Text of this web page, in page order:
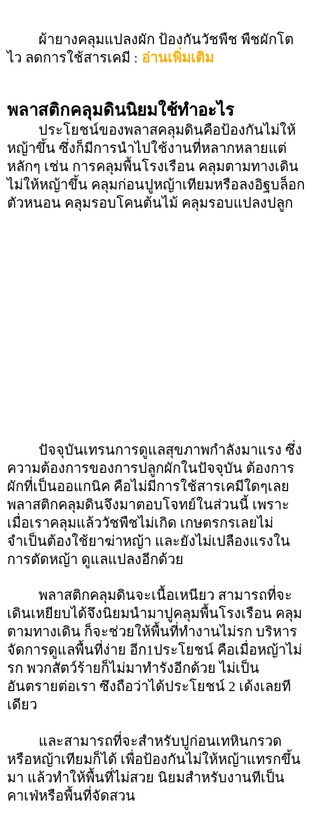
ผ้ายางคลุมแปลงผัก ป้องกันวัชพืช พืชผักโต
ไว ลดการใช้สารเคมี : อ่านเพิ่มเติม
พลาสติกคลุมดินนิยมใช้ทำอะไร
ประโยชน์ของพลาสคลุมดินคือป้องกันไม่ให้
หญ้าขึ้น ซึ่งก็มีการนำไปใช้งานที่หลากหลายแต่
หลักๆ เช่น การคลุมพื้นโรงเรือน คลุมตามทางเดิน
ไม่ให้หญ้าขึ้น คลุมก่อนปูหญ้าเทียมหรือลงอิฐบล็อก
ตัวหนอน คลุมรอบโคนต้นไม้ คลุมรอบแปลงปลูก
ปัจจุบันเทรนการดูแลสุขภาพกำลังมาแรง ซึ่ง
ความต้องการของการปลูกผักในปัจจุบัน ต้องการ
ผักที่เป็นออแกนิค คือไม่มีการใช้สารเคมีใดๆเลย
พลาสติกคลุมดินจึงมาตอบโจทย์ในส่วนนี้ เพราะ
เมื่อเราคลุมแล้ววัชพืชไม่เกิด เกษตรกรเลยไม่
จำเป็นต้องใช้ยาฆ่าหญ้า และยังไม่เปลืองแรงใน
การตัดหญ้า ดูแลแปลงอีกด้วย
พลาสติกคลุมดินจะเนื้อเหนียว สามารถที่จะ
เดินเหยียบได้จึงนิยมนำมาปูคลุมพื้นโรงเรือน คลุม
ตามทางเดิน ก็จะช่วยให้พื้นที่ทำงานไม่รก บริหาร
จัดการดูแลพื้นที่ง่าย อีก1ประโยชน์ คือเมื่อหญ้าไม่
รก พวกสัตว์ร้ายก็ไม่มาทำรังอีกด้วย ไม่เป็น
อันตรายต่อเรา ซึงถือว่าได้ประโยชน์ 2 เด้งเลยที
เดียว
และสามารถที่จะสำหรับปูก่อนเทหินกรวด
หรือหญ้าเทียมก็ได้ เพื่อป้องกันไม่ให้หญ้าแทรกขึ้น
มา แล้วทำให้พื้นที่ไม่สวย นิยมสำหรับงานทีเป็น
คาเฟ่หรือพื้นที่จัดสวน